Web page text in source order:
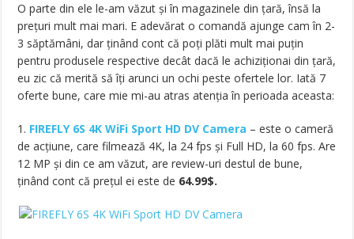
O parte din ele le-am văzut și în magazinele din țară, însă la
prețuri mult mai mari. E adevărat o comandă ajunge cam în 2-
3 săptămâni, dar ținând cont că poți plăti mult mai puțin
pentru produsele respective decât dacă le achiziționai din țară,
eu zic că merită să îți arunci un ochi peste ofertele lor. Iată 7
oferte bune, care mie mi-au atras atenția în perioada aceasta:
1. FIREFLY 6S 4K WiFi Sport HD DV Camera – este o cameră
de acțiune, care filmează 4K, la 24 fps și Full HD, la 60 fps. Are
12 MP și din ce am văzut, are review-uri destul de bune,
ținând cont că prețul ei este de 64.99$.